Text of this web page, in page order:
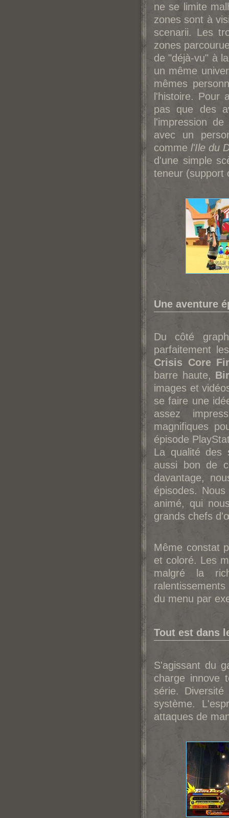
ne se limite
zones sont à
scenarii. Les
zones
de "déjà-vu" à
un même
mêmes
l'histoire. Pour
pas que des
l'impression
avec un
comme l'Ile du
d'une simple
teneur (support
Une aventure
Du côté
parfaitement
Crisis Core
barre haute,
images et
se faire une
assez
magnifiques
épisode
La qualité des
aussi bon de
davantage,
épisodes.
animé, qui
grands chefs
Même constat
et coloré. Les
malgré la
du menu par
Tout est dans
S'agissant du
charge innove
série.
système.
attaques de